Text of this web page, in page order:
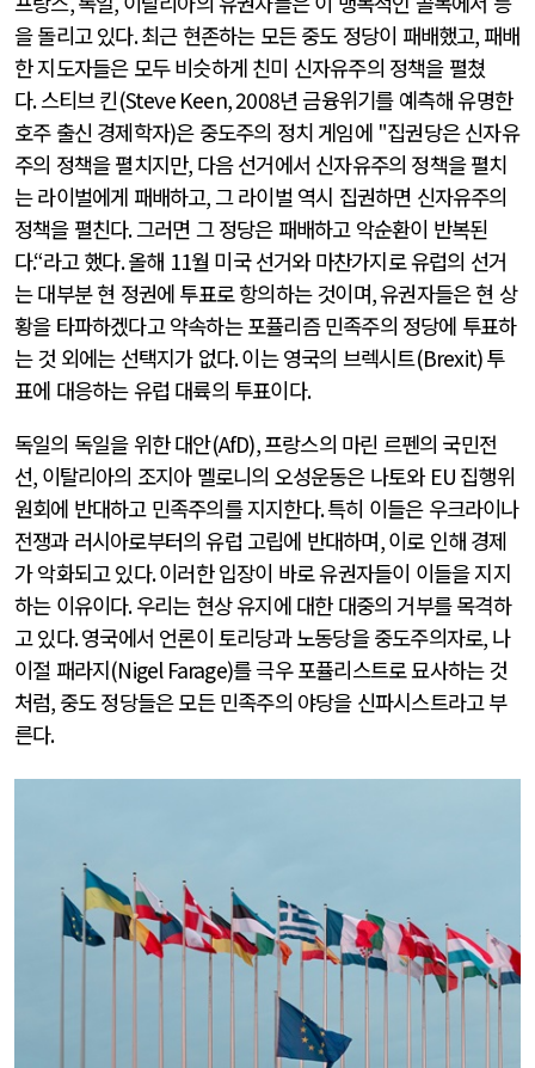
을 돌리고 있다.최근 현존하는 모든 중도 정당이 패배했고, 패배
한 지도자들은 모두 비슷하게 친미 신자유주의 정책을 펼쳤
다.스티브 킨(Steve Keen, 2008년 금융위기를 예측해 유명한
호주 출신 경제학자)은 중도주의 정치 게임에 "집권당은 신자유
주의 정책을 펼치지만, 다음 선거에서 신자유주의 정책을 펼치
는 라이벌에게 패배하고,그 라이벌 역시 집권하면 신자유주의
정책을 펼친다.그러면 그 정당은 패배하고 악순환이 반복된
다.“라고 했다.올해 11월 미국 선거와 마찬가지로 유럽의 선거
는 대부분 현 정권에 투표로 항의하는 것이며,유권자들은 현 상
황을 타파하겠다고 약속하는 포퓰리즘 민족주의 정당에 투표하
는 것 외에는 선택지가 없다.이는 영국의 브렉시트(Brexit)투
표에 대응하는 유럽 대륙의 투표이다.
독일의 독일을 위한 대안(AfD),프랑스의 마린 르펜의 국민전
선, 이탈리아의 조지아 멜로니의 오성운동은 나토와 EU 집행위
원회에 반대하고 민족주의를 지지한다.특히 이들은 우크라이나
전쟁과 러시아로부터의 유럽 고립에 반대하며,이로 인해 경제
가 악화되고 있다.이러한 입장이 바로 유권자들이 이들을 지지
하는 이유이다.우리는 현상 유지에 대한 대중의 거부를 목격하
고 있다.영국에서 언론이 토리당과 노동당을 중도주의자로, 나
이절 패라지(Nigel Farage)를 극우 포퓰리스트로 묘사하는 것
처럼, 중도 정당들은 모든 민족주의 야당을 신파시스트라고 부
른다.